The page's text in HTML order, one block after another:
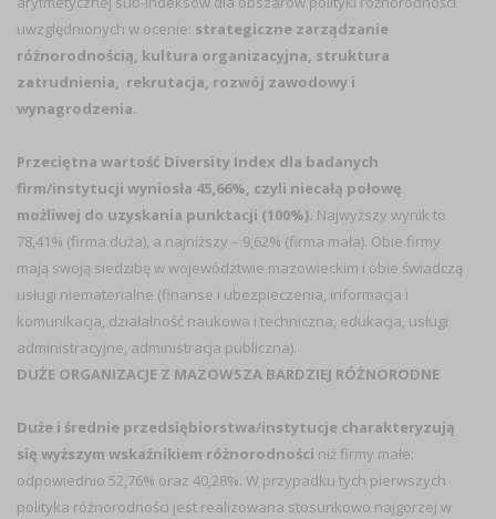
uwzględnionych w ocenie: strategiczne zarządzanie
różnorodnością, kultura organizacyjna, struktura
zatrudnienia, rekrutacja, rozwój zawodowy i
wynagrodzenia.
Przeciętna wartość Diversity Index dla badanych
firm/instytucji wyniosła 45,66%, czyli niecałą połowę
możliwej do uzyskania punktacji (100%). Najwyższy wynik to
78,41% (firma duża), a najniższy – 9,62% (firma mała). Obie firmy
mają swoją siedzibę w województwie mazowieckim i obie świadczą
usługi niematerialne (finanse i ubezpieczenia, informacja i
komunikacja, działalność naukowa i techniczna, edukacja, usługi
administracyjne, administracja publiczna).
DUŻE ORGANIZACJE Z MAZOWSZA BARDZIEJ RÓŻNORODNE
Duże i średnie przedsiębiorstwa/instytucje charakteryzują
się wyższym wskaźnikiem różnorodności niż firmy małe:
odpowiednio 52,76% oraz 40,28%. W przypadku tych pierwszych
polityka różnorodności jest realizowana stosunkowo najgorzej w